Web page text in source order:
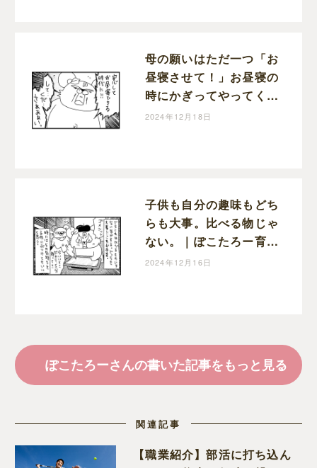
母の願いはただ一つ「お
昼寝させて！」お昼寝の
時にかぎってやってくる
宣伝車｜ぽこたろー育児
2024年12月18日
子供も自分の趣味もどち
らも大事。比べる物じゃ
ない。｜ぽこたろー育児
漫画
2024年12月16日
ぽこたろーさんの書いた記事をもっと見る
関連記事
【職業紹介】部活に打ち込ん